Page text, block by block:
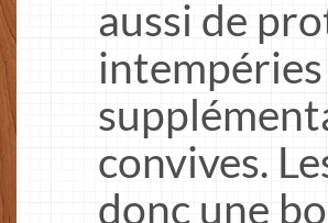
aussi de
convives.
donc une